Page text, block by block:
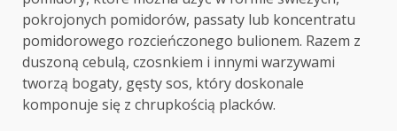
pokrojonych pomidorów, passaty lub koncentratu
pomidorowego rozcieńczonego bulionem. Razem z
duszoną cebulą, czosnkiem i innymi warzywami
tworzą bogaty, gęsty sos, który doskonale
komponuje się z chrupkością placków.